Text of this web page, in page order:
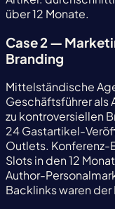
über 12 Monate.
Case 2 —
Branding
Mittelständische
Geschäftsführer als
zu kontroversiellen
24 Gastartikel-
Outlets.
Slots in den 12
Author-
Backlinks waren